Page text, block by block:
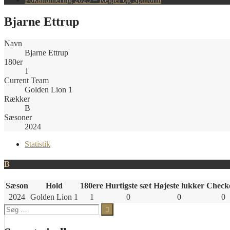
Bjarne Ettrup
Navn
Bjarne Ettrup
180er
1
Current Team
Golden Lion 1
Rækker
B
Sæsoner
2024
Statistik
B
Sæson Hold 180ere Hurtigste sæt Højeste lukker
2024 Golden Lion 1 1 0 0
0
Søg
efter: